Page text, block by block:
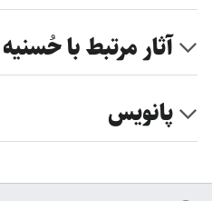
آثار مرتبط با حُسنیه
پانویس